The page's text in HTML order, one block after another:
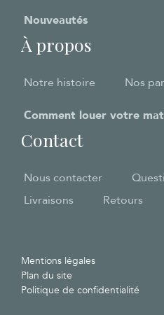
Nouveautés
À propos
Notre histoire Nos
Comment louer votre
Contact
Nous contacter
Livraisons
Retours
Mentions légales
Plan du site
Politique de confidentialité